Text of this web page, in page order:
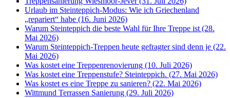
Urlaub im Steinteppich-Modus: Wie ich Griechenland
„repariert“ habe (16. Juni 2026)
Warum Steinteppich die beste Wahl für Ihre Treppe ist (28.
Mai 2026)
Warum Steinteppich-Treppen heute gefragter sind denn je (22.
Mai 2026)
Was kostet eine Treppenrenovierung (10. Juli 2026)
Was kostet eine Treppenstufe? Steinteppich. (27. Mai 2026)
Was kostet es eine Treppe zu sanieren? (22. Mai 2026)
Wittmund Terrassen Sanierung (29. Juli 2026)